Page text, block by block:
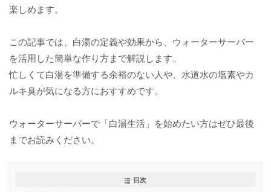
楽しめます。
この記事では、白湯の定義や効果から、ウォーターサーバー
を活用した簡単な作り方まで解説します。
忙しくて白湯を準備する余裕のない人や、水道水の塩素やカ
ルキ臭が気になる方におすすめです。
ウォーターサーバーで「白湯生活」を始めたい方はぜひ最後
までお読みください。
目次